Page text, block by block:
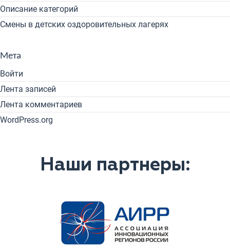
Описание категорий
Смены в детских оздоровительных лагерях
Мета
Войти
Лента записей
Лента комментариев
WordPress.org
Наши партнеры: